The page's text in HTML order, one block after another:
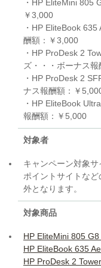
・HP EliteMini 805
￥3,000
・HP EliteBook
酬額：￥3,000
・HP ProDesk 2
ズ・・・ボーナス
・HP ProDesk 2
ナス報酬額：￥
・HP EliteBook
報酬額：￥5,000
対象者
キャンペーン対象サ
ポイントサイトな
外となります。
対象商品
HP EliteMini 805
HP EliteBook 635
HP ProDesk 2